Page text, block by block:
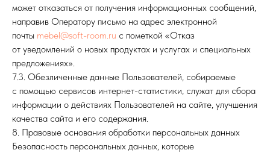
может отказаться от получения информационных сообщений,
направив Оператору письмо на адрес электронной
почты mebel@soft-room.ru с пометкой «Отказ
от уведомлений о новых продуктах и услугах и специальных
предложениях».
7.3. Обезличенные данные Пользователей, собираемые
с помощью сервисов интернет-статистики, служат для сбора
информации о действиях Пользователей на сайте, улучшения
качества сайта и его содержания.
8. Правовые основания обработки персональных данных
Безопасность персональных данных, которые